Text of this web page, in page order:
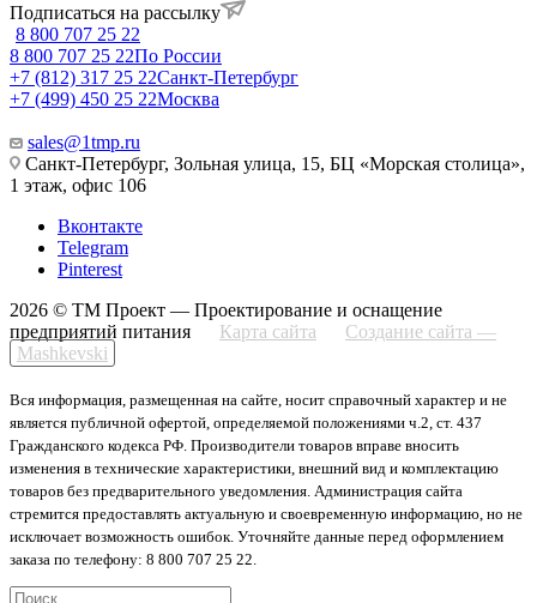
Подписаться на рассылку
8 800 707 25 22
8 800 707 25 22По России
+7 (812) 317 25 22Санкт-Петербург
+7 (499) 450 25 22Москва
sales@1tmp.ru
Санкт-Петербург, Зольная улица, 15, БЦ «Морская столица»,
1 этаж, офис 106
Вконтакте
Telegram
Pinterest
2026 © ТМ Проект — Проектирование и оснащение
предприятий питания
Карта сайта
Создание сайта —
Mashkevski
Вся информация, размещенная на сайте, носит справочный характер и не
является публичной офертой, определяемой положениями ч.2, ст. 437
Гражданского кодекса РФ. Производители товаров вправе вносить
изменения в технические характеристики, внешний вид и комплектацию
товаров без предварительного уведомления. Администрация сайта
стремится предоставлять актуальную и своевременную информацию, но не
исключает возможность ошибок. Уточняйте данные перед оформлением
заказа по телефону: 8 800 707 25 22.